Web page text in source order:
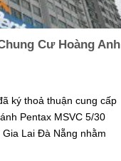
Cư Hoàng Anh
ký thoả thuận cung cấp
Pentax MSVC 5/30
Lai Đà Nẵng nhằm